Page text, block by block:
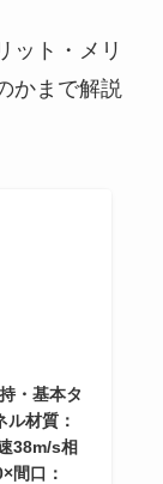
ット・メリ
かまで解説
・基本タ
材質：
38m/s相
間口：